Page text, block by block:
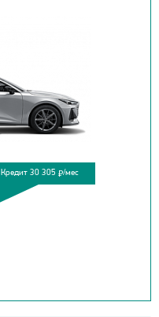
Кредит 30 305 ₽/мес